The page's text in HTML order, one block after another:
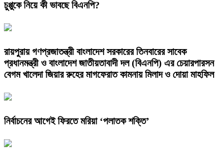
চুপ্পুকে নিয়ে কী ভাবছে বিএনপি?
রায়পুরায় গণপ্রজাতন্ত্রী বাংলাদেশ সরকারের তিনবারের সাবেক
প্রধানমন্ত্রী ও বাংলাদেশ জাতীয়তাবাদী দল (বিএনপি) এর চেয়ারপারসন
বেগম খালেদা জিয়ার রুহের মাগফেরাত কামনায় মিলাদ ও দোয়া মাহফিল
নির্বাচনের আগেই ফিরতে মরিয়া ‘পলাতক শক্তি’